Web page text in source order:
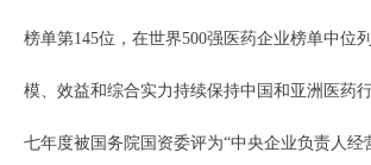
榜单第145位，在世界500强医药企业榜单中位
模、效益和综合实力持续保持中国和亚洲医药
七年度被国务院国资委评为“中央企业负责人经